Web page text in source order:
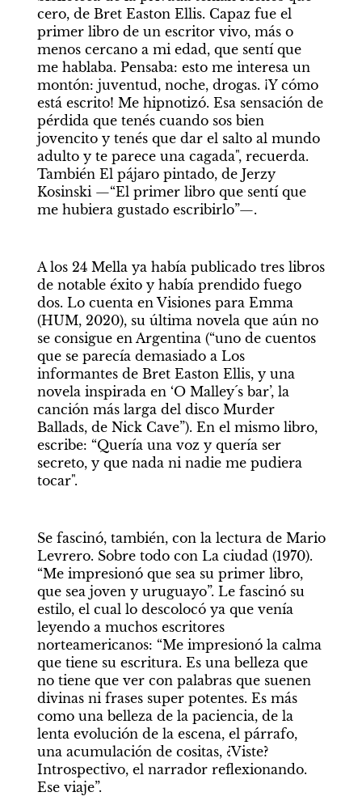
cero, de Bret Easton Ellis. Capaz fue el
primer libro de un escritor vivo, más o
menos cercano a mi edad, que sentí que
me hablaba. Pensaba: esto me interesa un
montón: juventud, noche, drogas. ¡Y cómo
está escrito! Me hipnotizó. Esa sensación de
pérdida que tenés cuando sos bien
jovencito y tenés que dar el salto al mundo
adulto y te parece una cagada", recuerda.
También El pájaro pintado, de Jerzy
Kosinski —“El primer libro que sentí que
me hubiera gustado escribirlo”—.
A los 24 Mella ya había publicado tres libros
de notable éxito y había prendido fuego
dos. Lo cuenta en Visiones para Emma
(HUM, 2020), su última novela que aún no
se consigue en Argentina (“uno de cuentos
que se parecía demasiado a Los
informantes de Bret Easton Ellis, y una
novela inspirada en ‘O Malley´s bar’, la
canción más larga del disco Murder
Ballads, de Nick Cave”). En el mismo libro,
escribe: “Quería una voz y quería ser
secreto, y que nada ni nadie me pudiera
tocar".
Se fascinó, también, con la lectura de Mario
Levrero. Sobre todo con La ciudad (1970).
“Me impresionó que sea su primer libro,
que sea joven y uruguayo”. Le fascinó su
estilo, el cual lo descolocó ya que venía
leyendo a muchos escritores
norteamericanos: “Me impresionó la calma
que tiene su escritura. Es una belleza que
no tiene que ver con palabras que suenen
divinas ni frases super potentes. Es más
como una belleza de la paciencia, de la
lenta evolución de la escena, el párrafo,
una acumulación de cositas, ¿Viste?
Introspectivo, el narrador reflexionando.
Ese viaje”.